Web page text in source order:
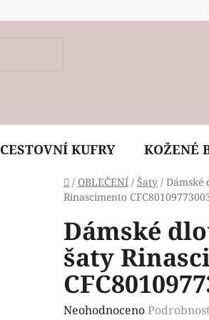
CESTOVNÍ KUFRY KOŽENÉ
Domů
/ OBLEČENÍ / Šaty / Dámské
Rinascimento
Dámské
šaty
Průměrné
Neohodnoceno